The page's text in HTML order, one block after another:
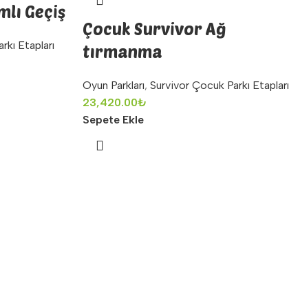
Geçiş
Etapları
Çocuk Survivor Ağ
tırmanma
Oyun Parkları, Survivor Çocuk Parkı Etapları
23,420.00₺
Sepete Ekle